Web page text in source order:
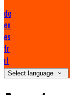
de
en
es
fr
it
Select language